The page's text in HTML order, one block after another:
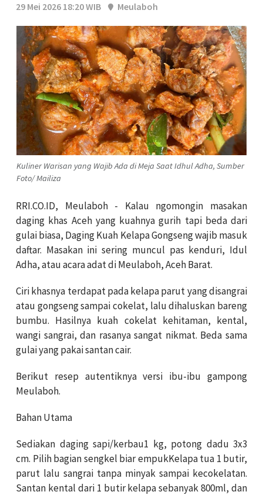
29 Mei 2026 18:20 WIB
Meulaboh
Kuliner Warisan yang Wajib Ada di Meja Saat Idhul Adha, Sumber
Foto/ Mailiza
RRI.CO.ID, Meulaboh - Kalau ngomongin masakan
daging khas Aceh yang kuahnya gurih tapi beda dari
gulai biasa, Daging Kuah Kelapa Gongseng wajib masuk
daftar. Masakan ini sering muncul pas kenduri, Idul
Adha, atau acara adat di Meulaboh, Aceh Barat.
Ciri khasnya terdapat pada kelapa parut yang disangrai
atau gongseng sampai cokelat, lalu dihaluskan bareng
bumbu. Hasilnya kuah cokelat kehitaman, kental,
wangi sangrai, dan rasanya sangat nikmat. Beda sama
gulai yang pakai santan cair.
Berikut resep autentiknya versi ibu-ibu gampong
Meulaboh.
Bahan Utama
Sediakan daging sapi/kerbau1 kg, potong dadu 3x3
cm. Pilih bagian sengkel biar empukKelapa tua 1 butir,
parut lalu sangrai tanpa minyak sampai kecokelatan.
Santan kental dari 1 butir kelapa sebanyak 800ml, dan